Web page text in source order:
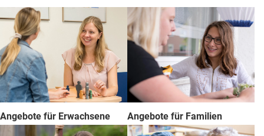
Angebote für Erwachsene Angebote für Familien